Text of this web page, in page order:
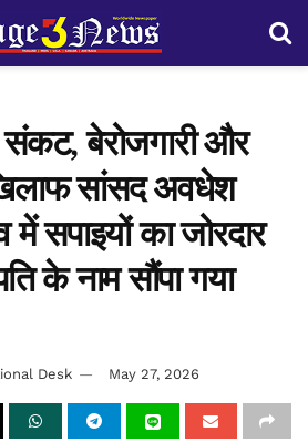
संकट, बेरोजगारी और
सांसद अवधेश
सपाइयों का जोरदार
के नाम सौंपा गया
Desk May 27, 2026